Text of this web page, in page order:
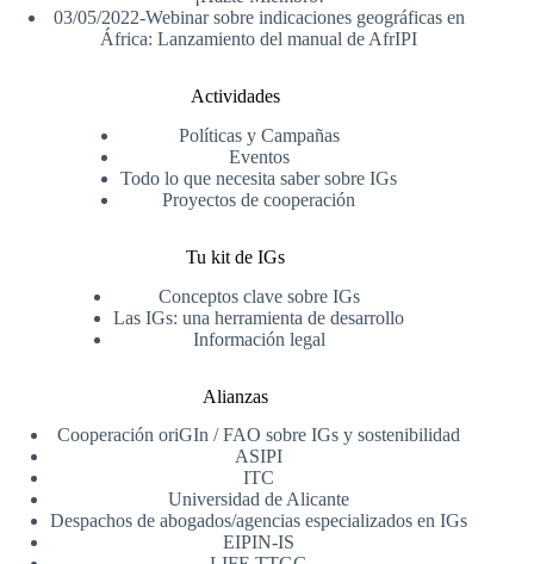
03/05/2022-Webinar sobre indicaciones geográficas en
África: Lanzamiento del manual de AfrIPI
Actividades
Políticas y Campañas
Eventos
Todo lo que necesita saber sobre IGs
Proyectos de cooperación
Tu kit de IGs
Conceptos clave sobre IGs
Las IGs: una herramienta de desarrollo
Información legal
Alianzas
Cooperación oriGIn / FAO sobre IGs y sostenibilidad
ASIPI
ITC
Universidad de Alicante
Despachos de abogados/agencias especializados en IGs
EIPIN-IS